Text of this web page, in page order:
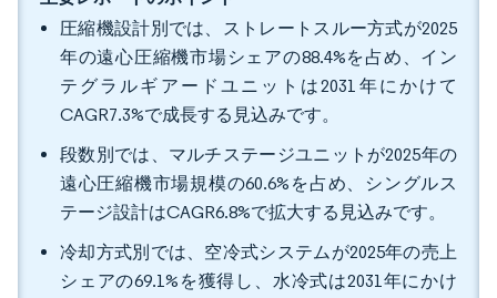
圧縮機設計別では、ストレートスルー方式が2025
年の遠心圧縮機市場シェアの88.4%を占め、イン
テグラルギアードユニットは2031年にかけて
CAGR7.3%で成長する見込みです。
段数別では、マルチステージユニットが2025年の
遠心圧縮機市場規模の60.6%を占め、シングルス
テージ設計はCAGR6.8%で拡大する見込みです。
冷却方式別では、空冷式システムが2025年の売上
シェアの69.1%を獲得し、水冷式は2031年にかけ